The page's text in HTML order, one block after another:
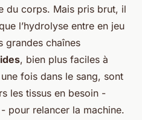
du corps. Mais pris brut, il
l’hydrolyse entre en jeu
grandes chaînes
, bien plus faciles à
fois dans le sang, sont
les tissus en besoin -
pour relancer la machine.